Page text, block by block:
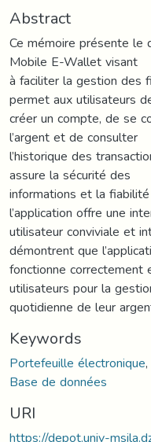
Abstract
Ce mémoire présente le
Mobile E-Wallet visant
à faciliter la gestion des
permet aux utilisateurs
créer un compte, de se
l’argent et de consulter
l’historique des
assure la sécurité des
informations et la
l’application offre une
utilisateur conviviale et
démontrent que
fonctionne
utilisateurs pour la
quotidienne de leur
Keywords
Portefeuille électronique,
Base de données
URI